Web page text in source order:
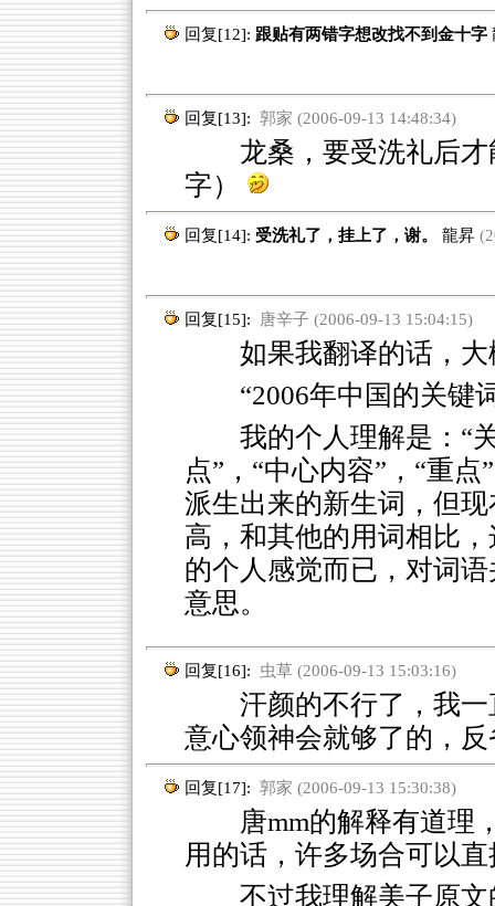
回复[12]: 跟贴有两错字想改找不到金十字
回复[13]: 郭家 (2006-09-13 14:48:34)
龙桑，要受洗礼后才
字）
回复[14]: 受洗礼了，挂上了，谢。 龍昇
回复[15]: 唐辛子 (2006-09-13 15:04:15)
如果我翻译的话，大
“2006年中国的关键
我的个人理解是：“
点”，“中心内容”，“重
派生出来的新生词，但
高，和其他的用词相比
的个人感觉而已，对词
意思。
回复[16]: 虫草 (2006-09-13 15:03:16)
汗颜的不行了，我一
意心领神会就够了的，
回复[17]: 郭家 (2006-09-13 15:30:38)
唐mm的解释有道理，
用的话，许多场合可以
不过我理解美子原